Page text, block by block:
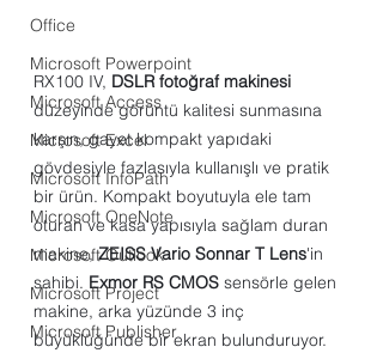
Office
Microsoft Powerpoint
Microsoft Access
Microsoft Excel
Microsoft InfoPath
Microsoft OneNote
Microsoft Outlook
Microsoft Project
Microsoft Publisher
RX100 IV, DSLR fotoğraf makinesi
düzeyinde görüntü kalitesi sunmasına
karşın, gayet kompakt yapıdaki
gövdesiyle fazlasıyla kullanışlı ve pratik
bir ürün. Kompakt boyutuyla ele tam
oturan ve kasa yapısıyla sağlam duran
makine, ZEISS Vario Sonnar T Lens'in
sahibi. Exmor RS CMOS sensörle gelen
makine, arka yüzünde 3 inç
büyüklüğünde bir ekran bulunduruyor.